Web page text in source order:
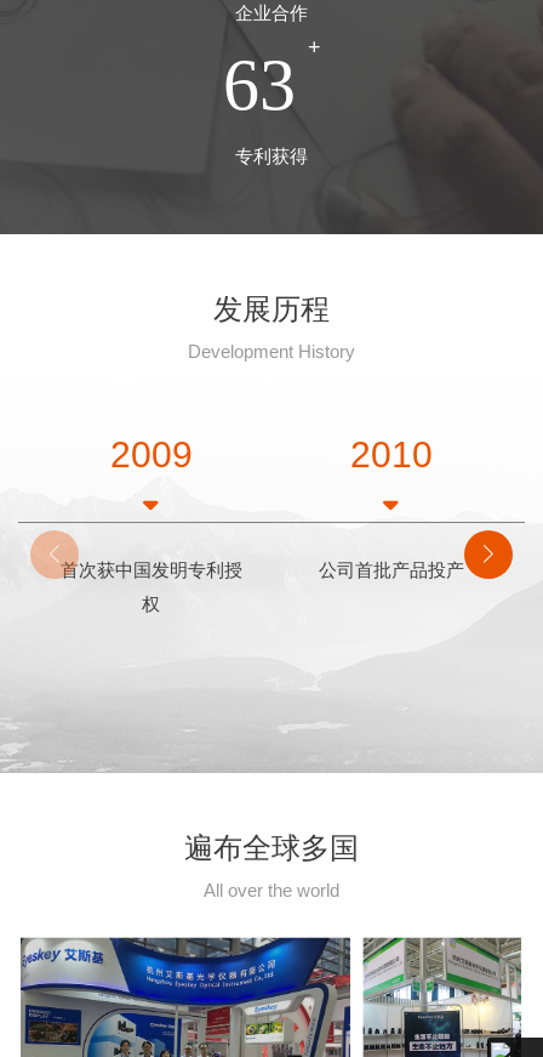
企业合作
75 +
专利获得
发展历程
Development History
2009
首次获中国发明专利授
权
2010
公司首批产品投产
遍布全球多国
All over the world